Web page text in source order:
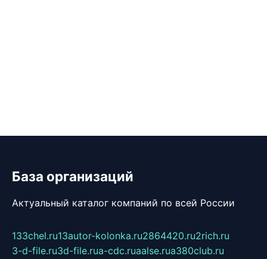
База организаций
Актуальный каталог компаний по всей России
133chel.ru13autor-kolonka.ru2864420.ru2rich.ru
3-d-file.ru3d-file.rua-cdc.ruaalse.rua380club.ru